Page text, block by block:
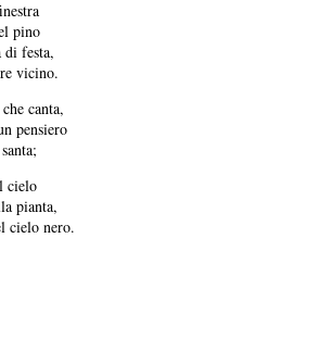
pino
di festa,
vicino.
canta,
pensiero
cielo
pianta,
cielo nero.